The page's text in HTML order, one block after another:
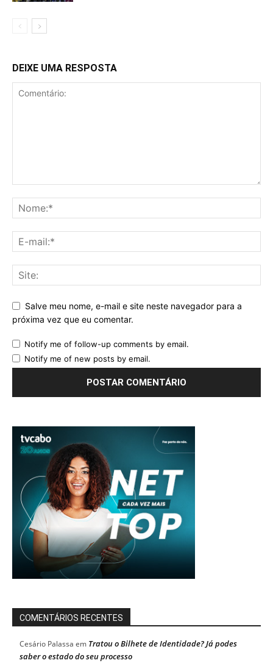
DEIXE UMA RESPOSTA
Salve meu nome, e-mail e site neste navegador para a
próxima vez que eu comentar.
Notify me of follow-up comments by email.
Notify me of new posts by email.
COMENTÁRIOS RECENTES
Cesário Palassa em Tratou o Bilhete de Identidade? Já podes
saber o estado do seu processo